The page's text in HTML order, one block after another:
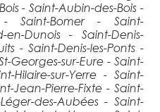
- Saint-Aubin-des-Bois -
- Saint-Bomer - Saint-
Dunois - Saint-Denis-
- Saint-Denis-les-Ponts -
Georges-sur-Eure - Saint-
Hilaire-sur-Yerre - Saint-
Jean-Pierre-Fixte - Saint-
des-Aubées - Saint-